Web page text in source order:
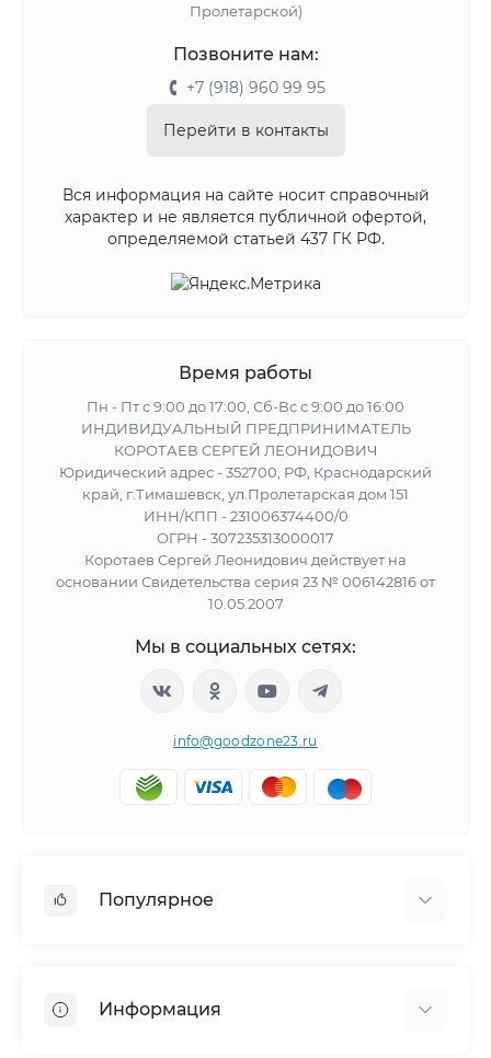
Пролетарской)
Позвоните нам:
+7 (918) 960 99 95
Перейти в контакты
Вся информация на сайте носит справочный
характер и не является публичной офертой,
определяемой статьей 437 ГК РФ.
Время работы
Пн - Пт с 9:00 до 17:00, Сб-Вс с 9:00 до 16:00
ИНДИВИДУАЛЬНЫЙ ПРЕДПРИНИМАТЕЛЬ
КОРОТАЕВ СЕРГЕЙ ЛЕОНИДОВИЧ
Юридический адрес - 352700, РФ, Краснодарский
край, г.Тимашевск, ул.Пролетарская дом 151
ИНН/КПП - 231006374400/0
ОГРН - 307235313000017
Коротаев Сергей Леонидович действует на
основании Свидетельства серия 23 № 006142816 от
10.05.2007
Мы в социальных сетях:
info@goodzone23.ru
Популярное
Сушильные машины
Информация